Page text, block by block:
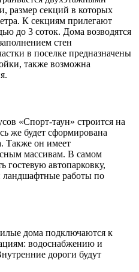
размер секций в которых
К секциям прилегают
до 3 соток. Дома возводятся
стен
в поселке предназначены
также возможна
«Спорт-таун» строится на
же будет сформирована
Также он имеет
массивам. В самом
гостевую автопарковку,
ландшафтные работы по
дома подключаются к
водоснабжению и
дороги будут